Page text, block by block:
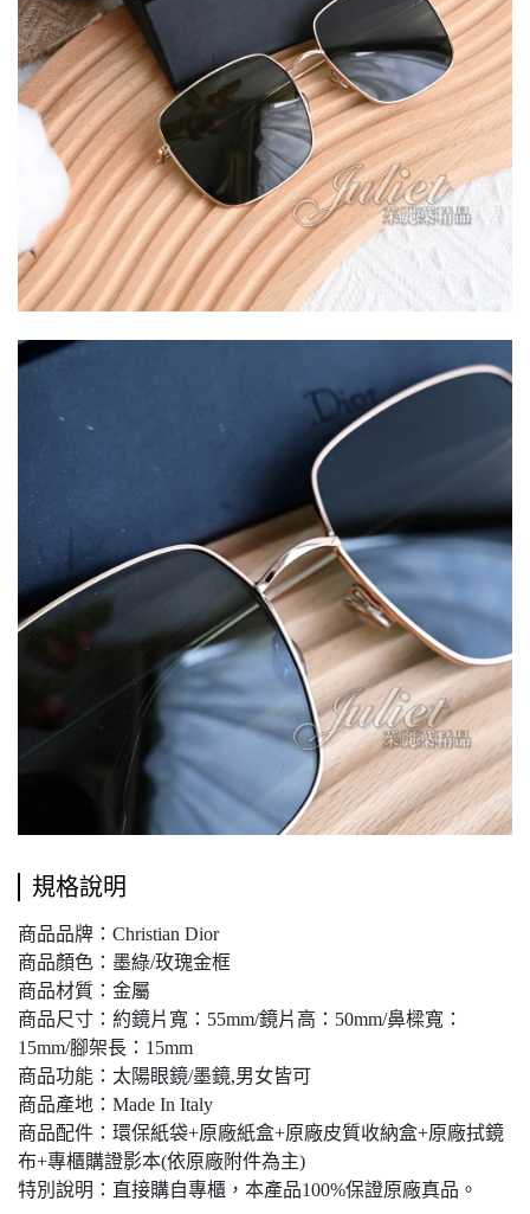
規格說明
商品品牌：Christian Dior
商品顏色：墨綠/玫瑰金框
商品材質：金屬
商品尺寸：約鏡片寬：55mm/鏡片高：50mm/鼻樑寬：
15mm/腳架長：15mm
商品功能：太陽眼鏡/墨鏡,男女皆可
商品產地：Made In Italy
商品配件：環保紙袋+原廠紙盒+原廠皮質收納盒+原廠拭鏡
布+專櫃購證影本(依原廠附件為主)
特別說明：直接購自專櫃，本產品100%保證原廠真品。